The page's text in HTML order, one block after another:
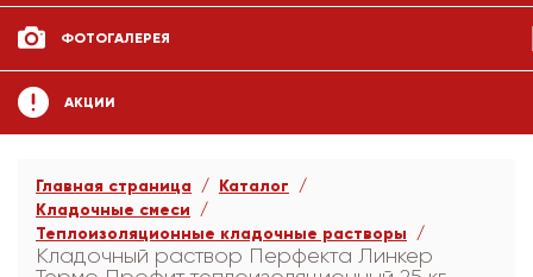
ФОТОГАЛЕРЕЯ
АКЦИИ
Главная страница
Каталог
Кладочные смеси
Теплоизоляционные кладочные растворы
Кладочный раствор Перфекта Линкер